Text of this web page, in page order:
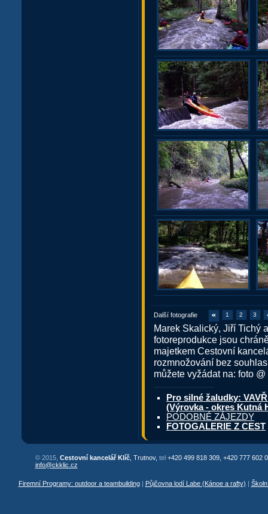
Další fotografie 1 2 3
Marek Skalický, Jiří Tichý
fotoreprodukce jsou
majetkem Cestovní
rozmnožování bez
můžete vyžádat na: foto
Pro silné žaludky:
(Výrovka - okres Kutná
PODOBNÉ ZÁJEZDY
FOTOGALERIE Z CEST
© 2015, Cestovní kancelář Klíč, Trutnov, tel +420 499 818 309, +420 777 602
info@ckklic.cz
Firemní Programy: outdoor a teambuilding| Půjčovna lodí Labe (Kánoe a rafty)